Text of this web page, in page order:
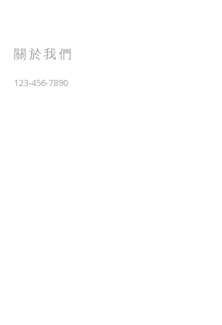
關於我們
123-456-7890